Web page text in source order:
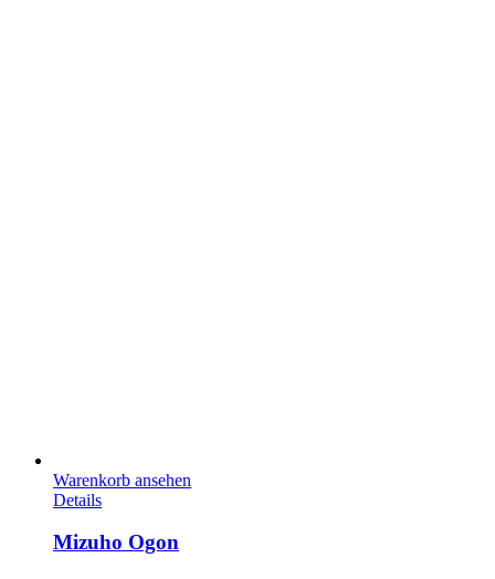
Warenkorb ansehen
Details
Mizuho Ogon